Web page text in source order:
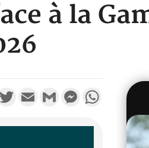
à la
FacebookTwitterEmail Gmail MessengerWhatsApp